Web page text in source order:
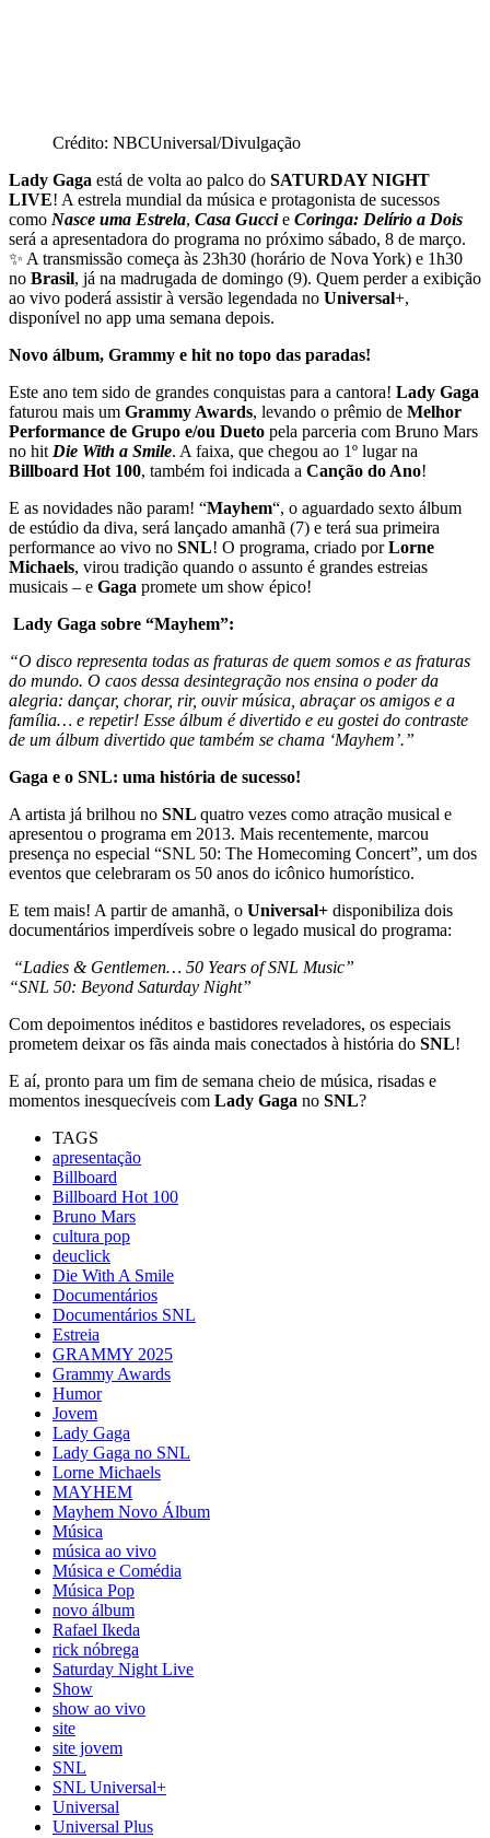
Crédito: NBCUniversal/Divulgação
Lady Gaga está de volta ao palco do SATURDAY NIGHT
LIVE! A estrela mundial da música e protagonista de sucessos
como Nasce uma Estrela, Casa Guccie Coringa: Delírio a Dois
será a apresentadora do programa no próximo sábado, 8 de março.
✨ A transmissão começa às 23h30 (horário de Nova York) e 1h30
no Brasil, já na madrugada de domingo (9). Quem perder a exibição
ao vivo poderá assistir à versão legendada no Universal+,
disponível no app uma semana depois. ️
Novo álbum, Grammy e hit no topo das paradas!
Este ano tem sido de grandes conquistas para a cantora! Lady Gaga
faturou mais um Grammy Awards, levando o prêmio de Melhor
Performance de Grupo e/ou Dueto pela parceria com Bruno Mars
no hit Die With a Smile. A faixa, que chegou ao 1º lugar na
Billboard Hot 100, também foi indicada a Canção do Ano!
E as novidades não param! “Mayhem“, o aguardado sexto álbum
de estúdio da diva, será lançado amanhã (7) e terá sua primeira
performance ao vivo no SNL! O programa, criado porLorne
Michaels, virou tradição quando o assunto é grandes estreias
musicais – e Gaga promete um show épico!
Lady Gaga sobre “Mayhem”:
“O disco representa todas as fraturas de quem somos e as fraturas
do mundo. O caos dessa desintegração nos ensina o poder da
alegria: dançar, chorar, rir, ouvir música, abraçar os amigos e a
família… e repetir! Esse álbum é divertido e eu gostei do contraste
de um álbum divertido que também se chama ‘Mayhem’.”
Gaga e o SNL: uma história de sucesso!
A artista já brilhou no SNL quatro vezes como atração musical e
apresentou o programa em 2013. Mais recentemente, marcou
presença no especial “SNL 50: The Homecoming Concert”, um dos
eventos que celebraram os 50 anos do icônico humorístico.
E tem mais! A partir de amanhã, o Universal+ disponibiliza dois
documentários imperdíveis sobre o legado musical do programa: ️
“Ladies & Gentlemen… 50 Years of SNL Music”
“SNL 50: Beyond Saturday Night”
Com depoimentos inéditos e bastidores reveladores, os especiais
prometem deixar os fãs ainda mais conectados à história do SNL!
E aí, pronto para um fim de semana cheio de música, risadas e
momentos inesquecíveis com Lady Gaga no SNL?
TAGS
apresentação
Billboard
Billboard Hot 100
Bruno Mars
cultura pop
deuclick
Die With A Smile
Documentários
Documentários SNL
Estreia
GRAMMY 2025
Grammy Awards
Humor
Jovem
Lady Gaga
Lady Gaga no SNL
Lorne Michaels
MAYHEM
Mayhem Novo Álbum
Música
música ao vivo
Música e Comédia
Música Pop
novo álbum
Rafael Ikeda
rick nóbrega
Saturday Night Live
Show
show ao vivo
site
site jovem
SNL
SNL Universal+
Universal
Universal Plus